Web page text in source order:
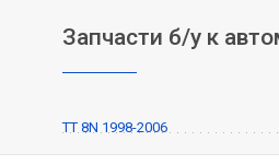
Запчасти б/у к
TT 8N 1998-2006